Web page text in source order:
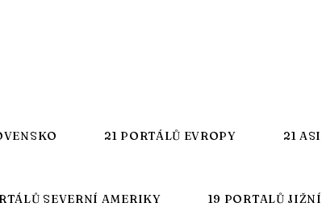
21 PORTÁLŮ EVROPY 21
SEVERNÍ AMERIKY 19 PORTALŮ